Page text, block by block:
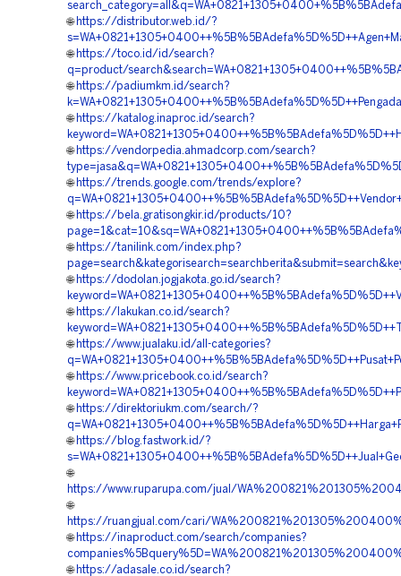
🌐 https://distributor.web.id/?
🌐 https://toco.id/id/search?
q=product/
🌐 https://padiumkm.id/search?
🌐 https://katalog.inaproc.id/search?
🌐 https://vendorpedia.ahmadcorp.com/search?
🌐 https://trends.google.com/trends/explore?
🌐 https://bela.gratisongkir.id/products/10?
🌐 https://tanilink.com/index.php?
🌐 https://dodolan.jogjakota.go.id/search?
🌐 https://lakukan.co.id/search?
🌐 https://www.jualaku.id/all-categories?
🌐 https://www.pricebook.co.id/search?
🌐 https://direktoriukm.com/search/?
🌐 https://blog.fastwork.id/?
🌐
https://www.ruparupa.com/jual/
🌐
https://ruangjual.com/cari/
🌐 https://inaproduct.com/search/companies?
🌐 https://adasale.co.id/search?